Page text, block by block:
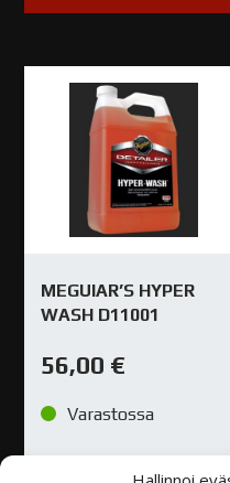
MEGUIAR’S HYPER
WASH D11001
56,00 €
Varastossa